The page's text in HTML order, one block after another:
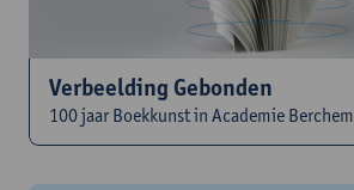
Verbeelding Gebonden
100 jaar Boekkunst in Academie Berchem